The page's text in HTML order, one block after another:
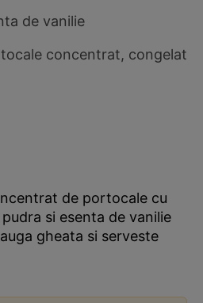
de vanilie
concentrat, congelat
de portocale cu
si esenta de vanilie
gheata si serveste